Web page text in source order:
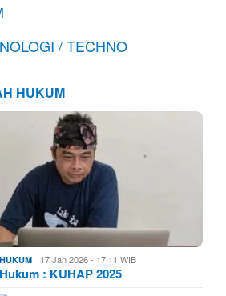
/ TECHNO
HUKUM
17 Jan 2026 - 17:11 WIB
: KUHAP 2025